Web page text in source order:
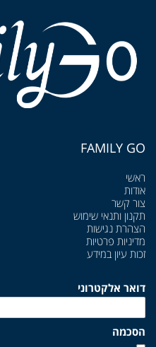
FAMILY GO
ראשי
אודות
צור קשר
תקנון ותנאי שימוש
הצהרת נגישות
מדיניות פרטיות
זכות עיון במידע
דואר אלקטרוני
הסכמה